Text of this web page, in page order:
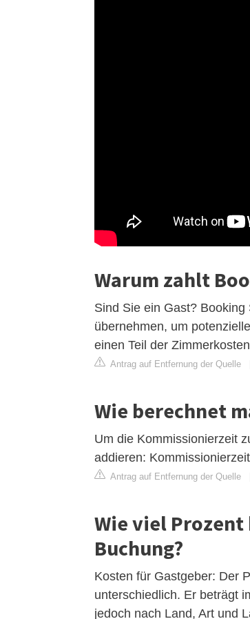
Warum zahlt
Sind Sie ein Gast?
übernehmen, um
einen Teil der
Antrag auf Entfernung der Quelle
Wie berechnet
Um die Kommissionierzeit
addieren:
Antrag auf Entfernung der Quelle
Wie viel
Buchung?
Kosten für Gastgeber: Der
unterschiedlich. Er beträgt
jedoch nach Land, Art und